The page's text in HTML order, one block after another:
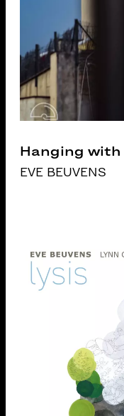
Hanging with
EVE BEUVENS